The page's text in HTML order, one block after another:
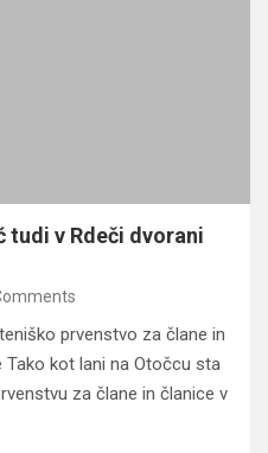
tudi v Rdeči dvorani
prvenstvo za člane in
kot lani na Otočcu sta
za člane in članice v